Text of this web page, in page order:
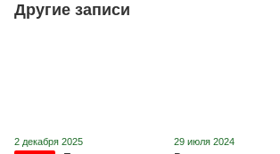
Другие записи
2 декабря 2025 29 июля 2024